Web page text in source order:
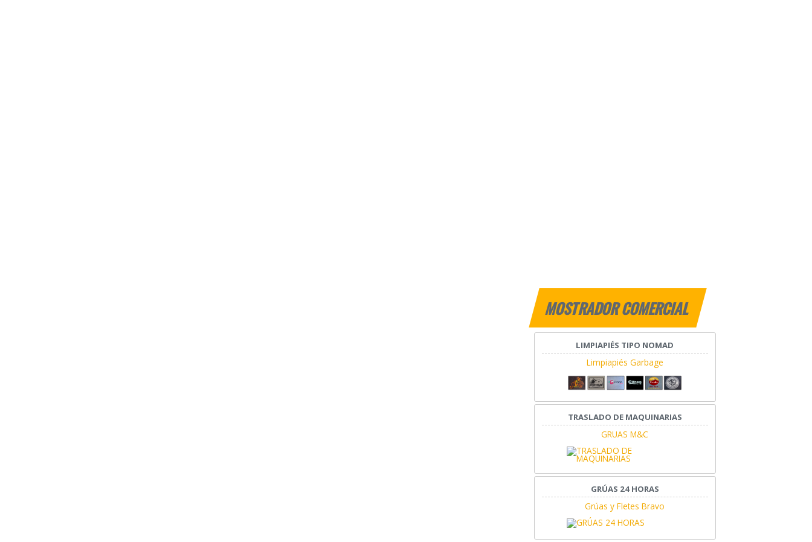
MOSTRADOR COMERCIAL
LIMPIAPIÉS TIPO NOMAD
Limpiapiés Garbage
TRASLADO DE MAQUINARIAS
GRUAS M&C
GRÚAS 24 HORAS
Grúas y Fletes Bravo